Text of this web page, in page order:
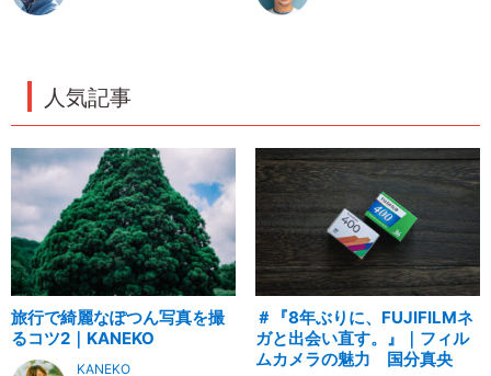
人気記事
旅行で綺麗なぽつん写真を撮
るコツ2｜KANEKO
KANEKO
＃『8年ぶりに、FUJIFILMネ
ガと出会い直す。』｜フィル
ムカメラの魅力 国分真央